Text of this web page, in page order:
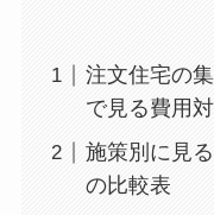
注文住宅の
で見る費用
施策別に見
の比較表